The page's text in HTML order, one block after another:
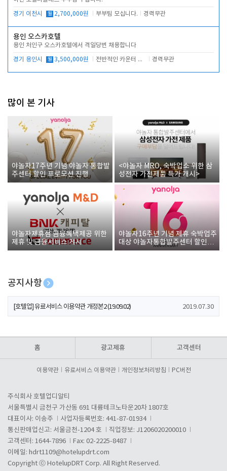
경기 이천시 월 2,700,000원 부부팀 모십니다. 경력무관
용인 오스카호텔
용인 처인구 오스카호텔에서 격일당번 채용합니다
경기 용인시 월 3,500,000원 전반적인 카운터 업무 경력무관
많이 본 기사
야놀자17주년 기념 야놀자 통합발
주센터 할인 프로모션 진행
<야놀자 MRO, 숙박업소 위한 삼
성전자 가전제품 특가 개시>
야놀자제휴점 금융혜택제공 위한
제휴 및 금융서비스 게시
야놀자16주년 기념 제휴 숙박업주
대상 야놀자통합발주센터 할인쿠
폰 증정
공지사항
[호텔업] 개인정보 처리방침 개정본1 (19.09.02)
[호텔업] 유료서비스 이용약관 개정본2 (19.09.02) 2019.07.30
홈 광고제휴 고객센터
이용약관 유료서비스 이용약관 개인정보처리방침 PC버전
주식회사 호텔업디알티
서울특별시 금천구 가산동 691 대륭테크노타운20차 1807호
대표이사: 이송주
사업자등록번호: 441-87-01934
통신판매업신고: 서울금천-1204 호
직업정보: J1206020200010
고객센터: 1644-7896
Fax: 02-2225-8487
이메일: hdrt1109@hotelupdrt.com
Copyright ⓒ HotelupDRT Corp. All Right Reserved.